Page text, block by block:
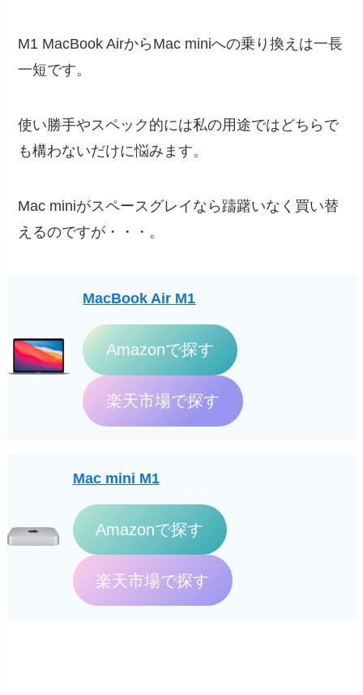
M1 MacBook AirからMac miniへの乗り換えは一長
一短です。
使い勝手やスペック的には私の用途ではどちらで
も構わないだけに悩みます。
Mac miniがスペースグレイなら躊躇いなく買い替
えるのですが・・・。
MacBook Air M1
Amazonで探す
楽天市場で探す
Mac mini M1
Amazonで探す
楽天市場で探す